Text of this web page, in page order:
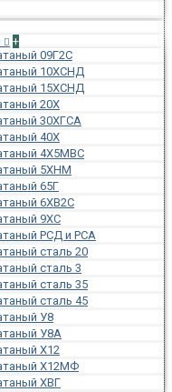
+
09Г2С
10ХСНД
15ХСНД
20Х
30ХГСА
40Х
4Х5МВС
5ХНМ
65Г
6ХВ2С
9ХС
РСД и РСА
сталь 20
сталь 3
сталь 35
сталь 45
У8
У8А
Х12
Х12МФ
ХВГ